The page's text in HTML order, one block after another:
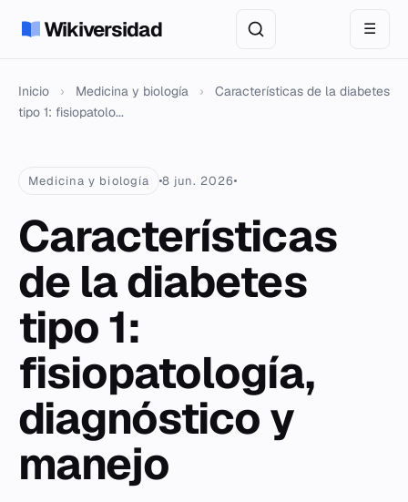
Wikiversidad ☰
Inicio › Medicina y biología ›
Características de la diabetes
tipo 1: fisiopatolo...
Medicina y biología 8 jun. 2026
Características
de la diabetes
tipo 1:
fisiopatología,
diagnóstico y
manejo